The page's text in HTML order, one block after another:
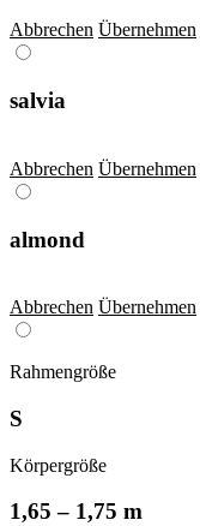
Abbrechen Übernehmen
salvia
Abbrechen Übernehmen
almond
Abbrechen Übernehmen
Rahmengröße
S
Körpergröße
1,65 – 1,75 m